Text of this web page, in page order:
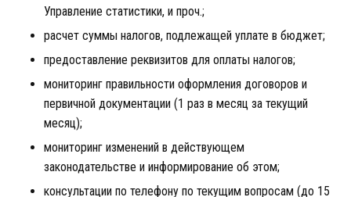
Управление статистики, и проч.;
расчет суммы налогов, подлежащей уплате в бюджет;
предоставление реквизитов для оплаты налогов;
мониторинг правильности оформления договоров и
первичной документации (1 раз в месяц за текущий
месяц);
мониторинг изменений в действующем
законодательстве и информирование об этом;
консультации по телефону по текущим вопросам (до 15